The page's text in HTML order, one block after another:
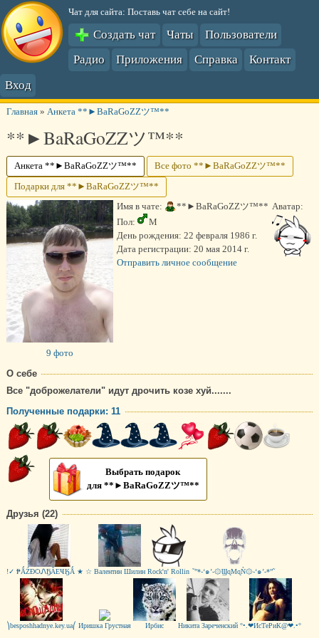
Чат для сайта: Поставь чат себе на сайт!
Создать чат Чаты
Пользователи
Радио
Приложения Справка
Контакт
Вход
Главная» Анкета **►BaRaGoZZツ™**
**►BaRaGoZZツ™**
Анкета **►BaRaGoZZツ™** Все фото **►BaRaGoZZツ™**
Подарки для **►BaRaGoZZツ™**
Аватар:
9 фото
Имя в чате:
**►BaRaGoZZツ™**
Пол:
М
День рождения: 22 февраля 1986 г.
Дата регистрации: 20 мая 2014 г.
Отправить личное сообщение
О себе
Все "доброжелатели" идут дрочить козе хуй.......
Полученные подарки: 11
Выбрать подарок
для **►BaRaGoZZツ™**
Друзья (22)
!✓ ₱ǺŹĐѺᏁҔÂЕҸӃǺ ★ ☆ Валентин Шилин Rock'n' Rollin ˜”*-‘๑’-۞ϢɋМɋǸ۞-‘๑’-*”˜
⎞besposhhadnye.key.ua⎛ Иришка Грустная Ирбис Никита Зареченский °•.❤ИсТеРиК@❤.•°